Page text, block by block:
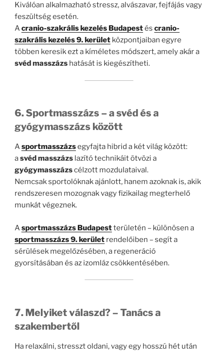
Kiválóan alkalmazható stressz, alvászavar, fejfájás vagy
feszültség esetén.
Acranio-szakrális kezelés Budapestés cranio-
szakrális kezelés 9. kerület központjaiban egyre
többen keresik ezt a kíméletes módszert, amely akár a
svéd masszázs hatását is kiegészítheti.
6. Sportmasszázs – a svéd és a
gyógymasszázs között
Asportmasszázsegyfajta hibrid a két világ között:
asvéd masszázs lazító technikáit ötvözi a
gyógymasszázscélzott mozdulataival.
Nemcsak sportolóknak ajánlott, hanem azoknak is, akik
rendszeresen mozognak vagy fizikailag megterhelő
munkát végeznek.
Asportmasszázs Budapestterületén – különösen a
sportmasszázs 9. kerület rendelőiben – segít a
sérülések megelőzésében, a regeneráció
gyorsításában és az izomláz csökkentésében.
7. Melyiket válaszd? – Tanács a
szakembertől
Ha relaxálni, stresszt oldani, vagy egy hosszú hét után